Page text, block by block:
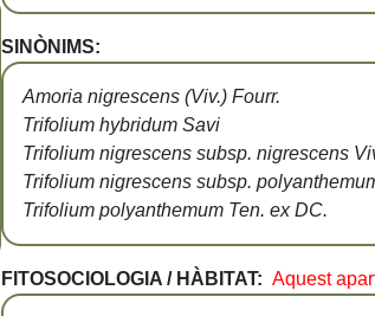
SINÒNIMS:
Amoria nigrescens (Viv.) Fourr.
Trifolium hybridum Savi
Trifolium nigrescens subsp. nigrescens
Trifolium nigrescens subsp.
Trifolium polyanthemum Ten. ex DC.
FITOSOCIOLOGIA / HÀBITAT: Aquest